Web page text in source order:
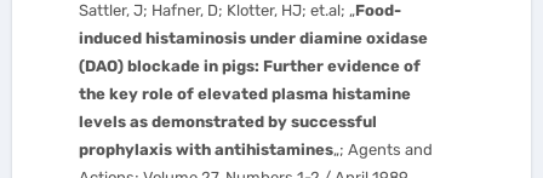
Sattler, J; Hafner, D; Klotter, HJ; et.al; „Food-
induced histaminosis under diamine oxidase
(DAO) blockade in pigs: Further evidence of
the key role of elevated plasma histamine
levels as demonstrated by successful
prophylaxis with antihistamines„; Agents and